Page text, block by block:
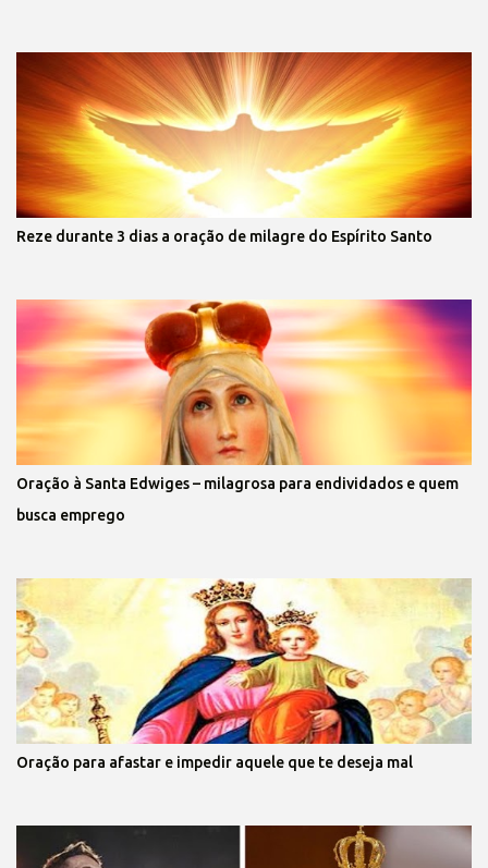
Reze durante 3 dias a oração de milagre do Espírito Santo
Oração à Santa Edwiges – milagrosa para endividados e quem
busca emprego
Oração para afastar e impedir aquele que te deseja mal